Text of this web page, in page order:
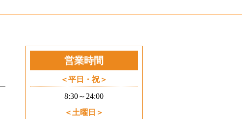
営業時間
平日・祝
8:30～24:00
土曜日